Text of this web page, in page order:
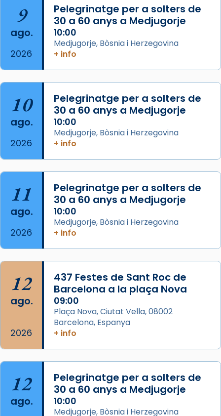
Mataró en reivindicarà les relíq
...Ver más
Foto
View on Facebook
Jaume, fill de Zebedeu, és juntament amb el
seu germà Joan i Pere un dels que
acompanyava més de prop Jesús.
Segons el llibre dels Fets (12,2) fou el primer
apòstol màrtir, decapitat a Jerusalem per
Herodes Agripa (vers l'any 44).
Patró de Galícia, després de les invasions
musulmanes fou venerat com a patró dels
Regnes castellans i més tard de tota
Espanya.
View on Facebook · Share
9
ago.
2026
Pelegrinatge per a solters de
30 a 60 anys a Medjugorje
10:00
Medjugorje, Bòsnia i Herzegovina
+ info
10
ago.
2026
Pelegrinatge per a solters de
30 a 60 anys a Medjugorje
10:00
Medjugorje, Bòsnia i Herzegovina
+ info
11
ago.
2026
Pelegrinatge per a solters de
30 a 60 anys a Medjugorje
10:00
Medjugorje, Bòsnia i Herzegovina
+ info
12
ago.
2026
437 Festes de Sant Roc de
Barcelona a la plaça Nova
09:00
Plaça Nova, Ciutat Vella, 08002
Barcelona, Espanya
+ info
12
ago.
Pelegrinatge per a solters de
30 a 60 anys a Medjugorje
10:00
Medjugorje, Bòsnia i Herzegovina